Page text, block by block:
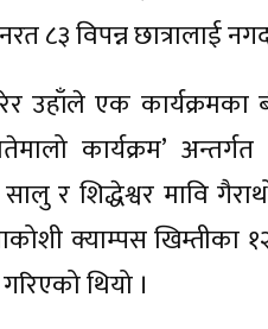
८३ विपन्न छात्रालाई
उहाँले एक कार्यक्रमका
कार्यक्रम’
सालु र शिद्धेश्वर मावि
क्याम्पस खिम्तीका
थियो ।